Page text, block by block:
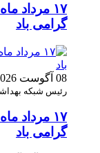
۱۷ مرداد
گرامی باد
08 آگوست 2026
رئیس شبکه
۱۷ مرداد
گرامی باد